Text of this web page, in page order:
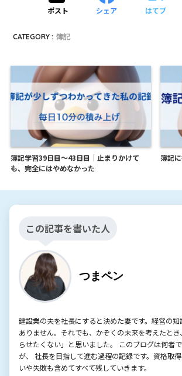
ポスト シェア はてブ
CATEGORY : 簿記
簿記学習39日目〜43日目｜止まりかけて
も、完全にはやめなかった
簿記
この記事を書いた人
つまペン
建設業の夫を社長にすると決めた妻です。経営の
ありません。それでも、かぞくの未来を考えたと
らせたくない」と思いました。 このブログは何者
が、 社長を目指して進む過程の記録です。資格取
いや失敗も含めてすべて残していきます。